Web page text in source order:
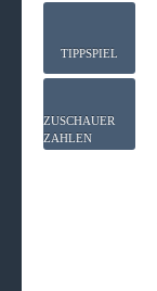
TIPPSPIEL
ZUSCHAUER
ZAHLEN